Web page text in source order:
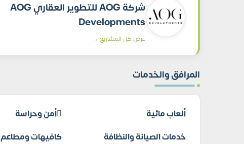
شركة AOG للتطوير العقاري AOG
Developments
عرض كل المشاريع →
المرافق والخدمات
ألعاب مائية أمن وحراسة
خدمات الصيانة والنظافة
كافيهات ومطاعم